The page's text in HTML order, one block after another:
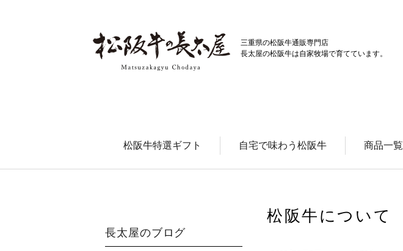
三重県の松阪牛通販専門店
長太屋の松阪牛は自家牧場で育てています。
松阪牛特選ギフト 自宅で味わう松阪牛 商品一覧
松阪牛について
長太屋のブログ